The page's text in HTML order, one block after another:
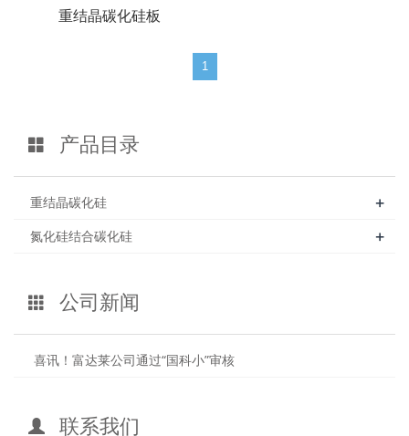
重结晶碳化硅板
1
产品目录
重结晶碳化硅 +
氮化硅结合碳化硅 +
公司新闻
喜讯！富达莱公司通过“国科小”审核
联系我们